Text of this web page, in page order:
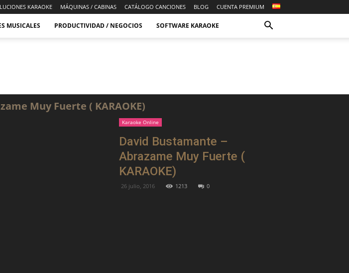
KARAOKE MÁQUINAS / CABINAS CATÁLOGO CANCIONES BLOG CUENTA PREMIUM
MUSICALES PRODUCTIVIDAD / NEGOCIOS SOFTWARE KARAOKE
Muy Fuerte ( KARAOKE)
Karaoke Online
David Bustamante –
Abrazame Muy Fuerte (
KARAOKE)
26 julio, 2016 1213 0